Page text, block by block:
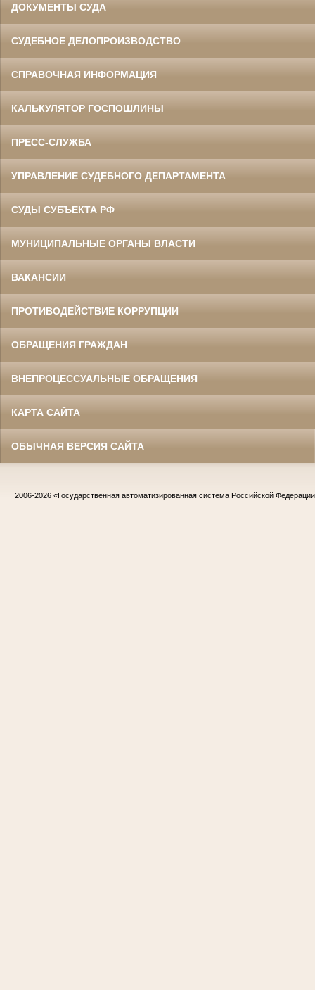
ДОКУМЕНТЫ СУДА
СУДЕБНОЕ ДЕЛОПРОИЗВОДСТВО
СПРАВОЧНАЯ ИНФОРМАЦИЯ
КАЛЬКУЛЯТОР ГОСПОШЛИНЫ
ПРЕСС-СЛУЖБА
УПРАВЛЕНИЕ СУДЕБНОГО ДЕПАРТАМЕНТА
СУДЫ СУБЪЕКТА РФ
МУНИЦИПАЛЬНЫЕ ОРГАНЫ ВЛАСТИ
ВАКАНСИИ
ПРОТИВОДЕЙСТВИЕ КОРРУПЦИИ
ОБРАЩЕНИЯ ГРАЖДАН
ВНЕПРОЦЕССУАЛЬНЫЕ ОБРАЩЕНИЯ
КАРТА САЙТА
ОБЫЧНАЯ ВЕРСИЯ САЙТА
2006-2026 «Государственная автоматизированная система Российской